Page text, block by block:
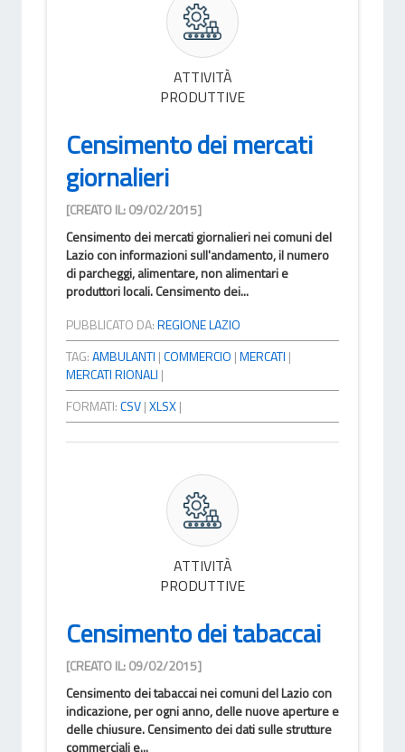
ATTIVITÀ
PRODUTTIVE
Censimento dei mercati
giornalieri
[CREATO IL: 09/02/2015]
Censimento dei mercati giornalieri nei comuni del
Lazio con informazioni sull'andamento, il numero
di parcheggi, alimentare, non alimentari e
produttori locali. Censimento dei...
PUBBLICATO DA:REGIONE LAZIO
TAG:AMBULANTI |COMMERCIO |MERCATI |
MERCATI RIONALI |
FORMATI:CSV|XLSX|
ATTIVITÀ
PRODUTTIVE
Censimento dei tabaccai
[CREATO IL: 09/02/2015]
Censimento dei tabaccai nei comuni del Lazio con
indicazione, per ogni anno, delle nuove aperture e
delle chiusure. Censimento dei dati sulle strutture
commerciali e...